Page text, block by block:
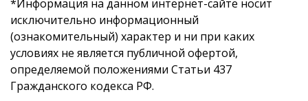
*Информация на данном интернет-сайте носит
исключительно информационный
(ознакомительный) характер и ни при каких
условиях не является публичной офертой,
определяемой положениями Статьи 437
Гражданского кодекса РФ.